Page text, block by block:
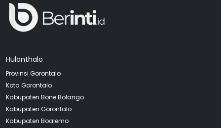
Hulonthalo
Provinsi Gorontalo
Kota Gorontalo
Kabupaten Bone Bolango
Kabupaten Gorontalo
Kabupaten Boalemo